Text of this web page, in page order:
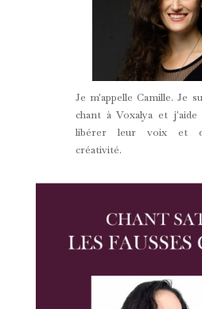
Je m'appelle Camille. Je
chant à Voxalya et j'aide
libérer leur voix et
créativité.